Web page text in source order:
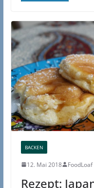
BACKEN
12. Mai 2018 FoodLoaf
Rezept: